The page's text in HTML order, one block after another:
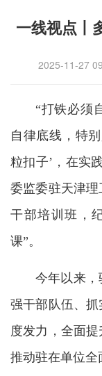
一线视点丨
2025-11-27
“打铁必须
自律底线，特
粒扣子’，在实
委监委驻天津
干部培训班，
课”。
今年以来
强干部队伍、
度发力，全面
推动驻在单位全